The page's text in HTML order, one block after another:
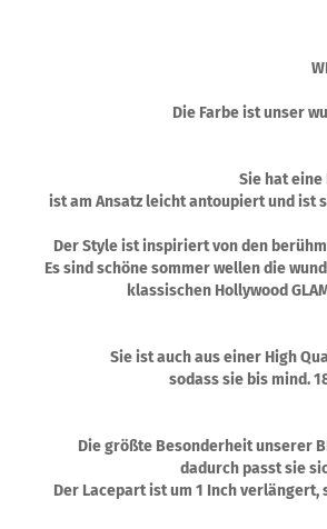
Die Farbe ist unser
Sie hat
ist am Ansatz leicht antoupiert und ist
Der Style ist inspiriert von den
Es sind schöne sommer wellen die
klassischen Hollywood
Sie ist auch aus einer High
sodass sie bis mind.
Die größte Besonderheit unserer
dadurch passt sie
Der Lacepart ist um 1 Inch